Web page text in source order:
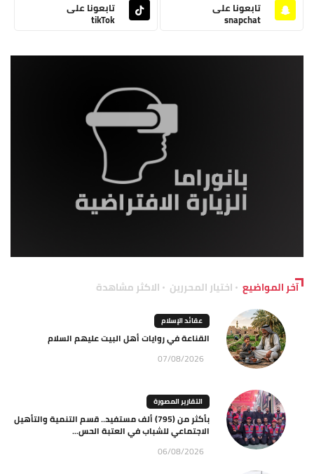
تابعونا على
snapchat
تابعونا على
tikTok
آخر المواضيع اختيار المحررين الاكثر مشاهدة
عقائد الإسلام
القناعة في روايات أهل البيت عليهم السلام
07/08/2026
التقارير المصورة
بأكثر من (795) ألف مستفيد.. قسم التنمية والتأهيل
الاجتماعي للشباب في العتبة الحس...
06/08/2026